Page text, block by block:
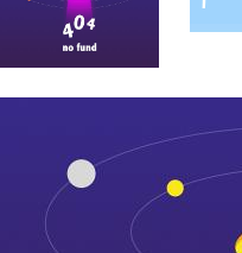
陆军主要通过培养
散等习惯，通过队列
神，受挫力和让孩
作，成为一个受欢迎